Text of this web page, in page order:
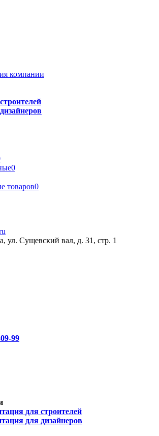
компании
0
товаров0
ул. Сущевский вал, д. 31, стр. 1
99
для строителей
для дизайнеров